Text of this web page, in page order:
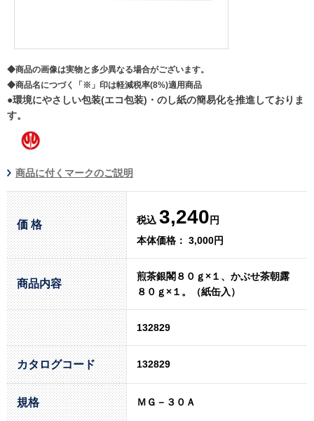
◆商品の画像は実物と多少異なる場合がございます。
◆商品名につづく「※」印は軽減税率(8%)適用商品
●環境にやさしい包装(エコ包装)・のし紙の簡易化を推進しておりま
す。
商品に付くマークのご説明
価 格 税込 3,240 円
本体価格： 3,000円
商品内容
煎茶銀閣８０ｇ×１、かぶせ茶朝露
８０ｇ×１。（紙缶入）
132829
カタログコード 132829
規格 ＭＧ－３０Ａ